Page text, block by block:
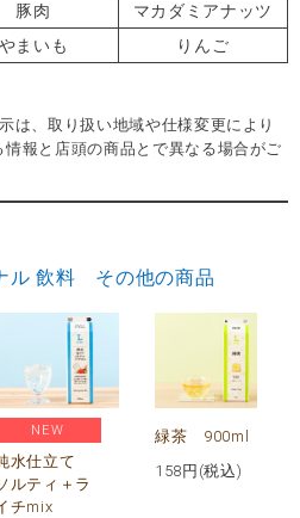
豚肉
マカダミアナッツ
やまいも
りんご
は、取り扱い地域や仕様変更により
報と店頭の商品とで異なる場合がご
ル 飲料 その他の商品
NEW
水仕立て
ルティ＋ラ
チmix
緑茶 900ml
158 円(税込)